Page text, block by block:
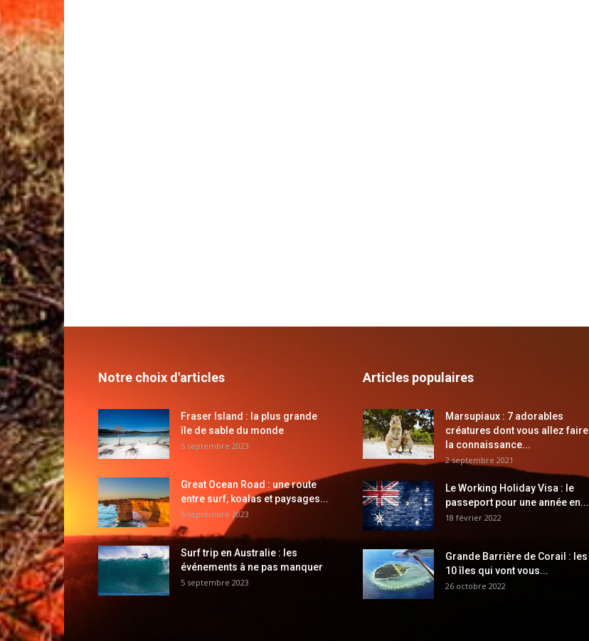
Notre choix d'articles
Fraser Island : la plus grande
île de sable du monde
5 septembre 2023
Great Ocean Road : une route
entre surf, koalas et paysages...
5 septembre 2023
Surf trip en Australie : les
événements à ne pas manquer
5 septembre 2023
Articles populaires
Marsupiaux : 7 adorables
créatures dont vous allez faire
la connaissance...
2 septembre 2021
Le Working Holiday Visa : le
passeport pour une année en...
18 février 2022
Grande Barrière de Corail : les
10 îles qui vont vous...
26 octobre 2022